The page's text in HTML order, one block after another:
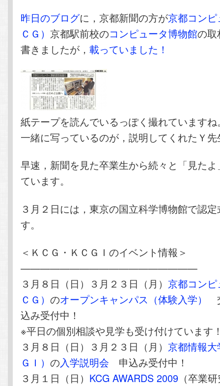
テ
ン
へ
移
動
ン
ツ
移
動
昨日のブログに，京都新聞の方が京都コン
ＣＧ） 京都駅前校のコンピュータ博物館の取
書きましたが，載っていました！
紙テープを読んでいるっぽく撮れていますね
一緒に写っているのが，説明してくれたＹ
早速，新聞を見た卒業生から続々と「見た
ています。
３月２日には，東京の国立科学博物館で認
す。
＜ＫＣＧ・ＫＣＧＩのイベント情報＞
——————————————————
３月８日（日）３月２３日（月） 京都コン
ＣＧ）のオープンキャンパス（体験入学）
込み受付中！
※平日の個別相談や見学も受け付けています
３月８日（日）３月２３日（月） 京都情報
ＧＩ）の入学説明会 申込み受付中！
３月１日（日） KCG AWARDS 2009 （卒業